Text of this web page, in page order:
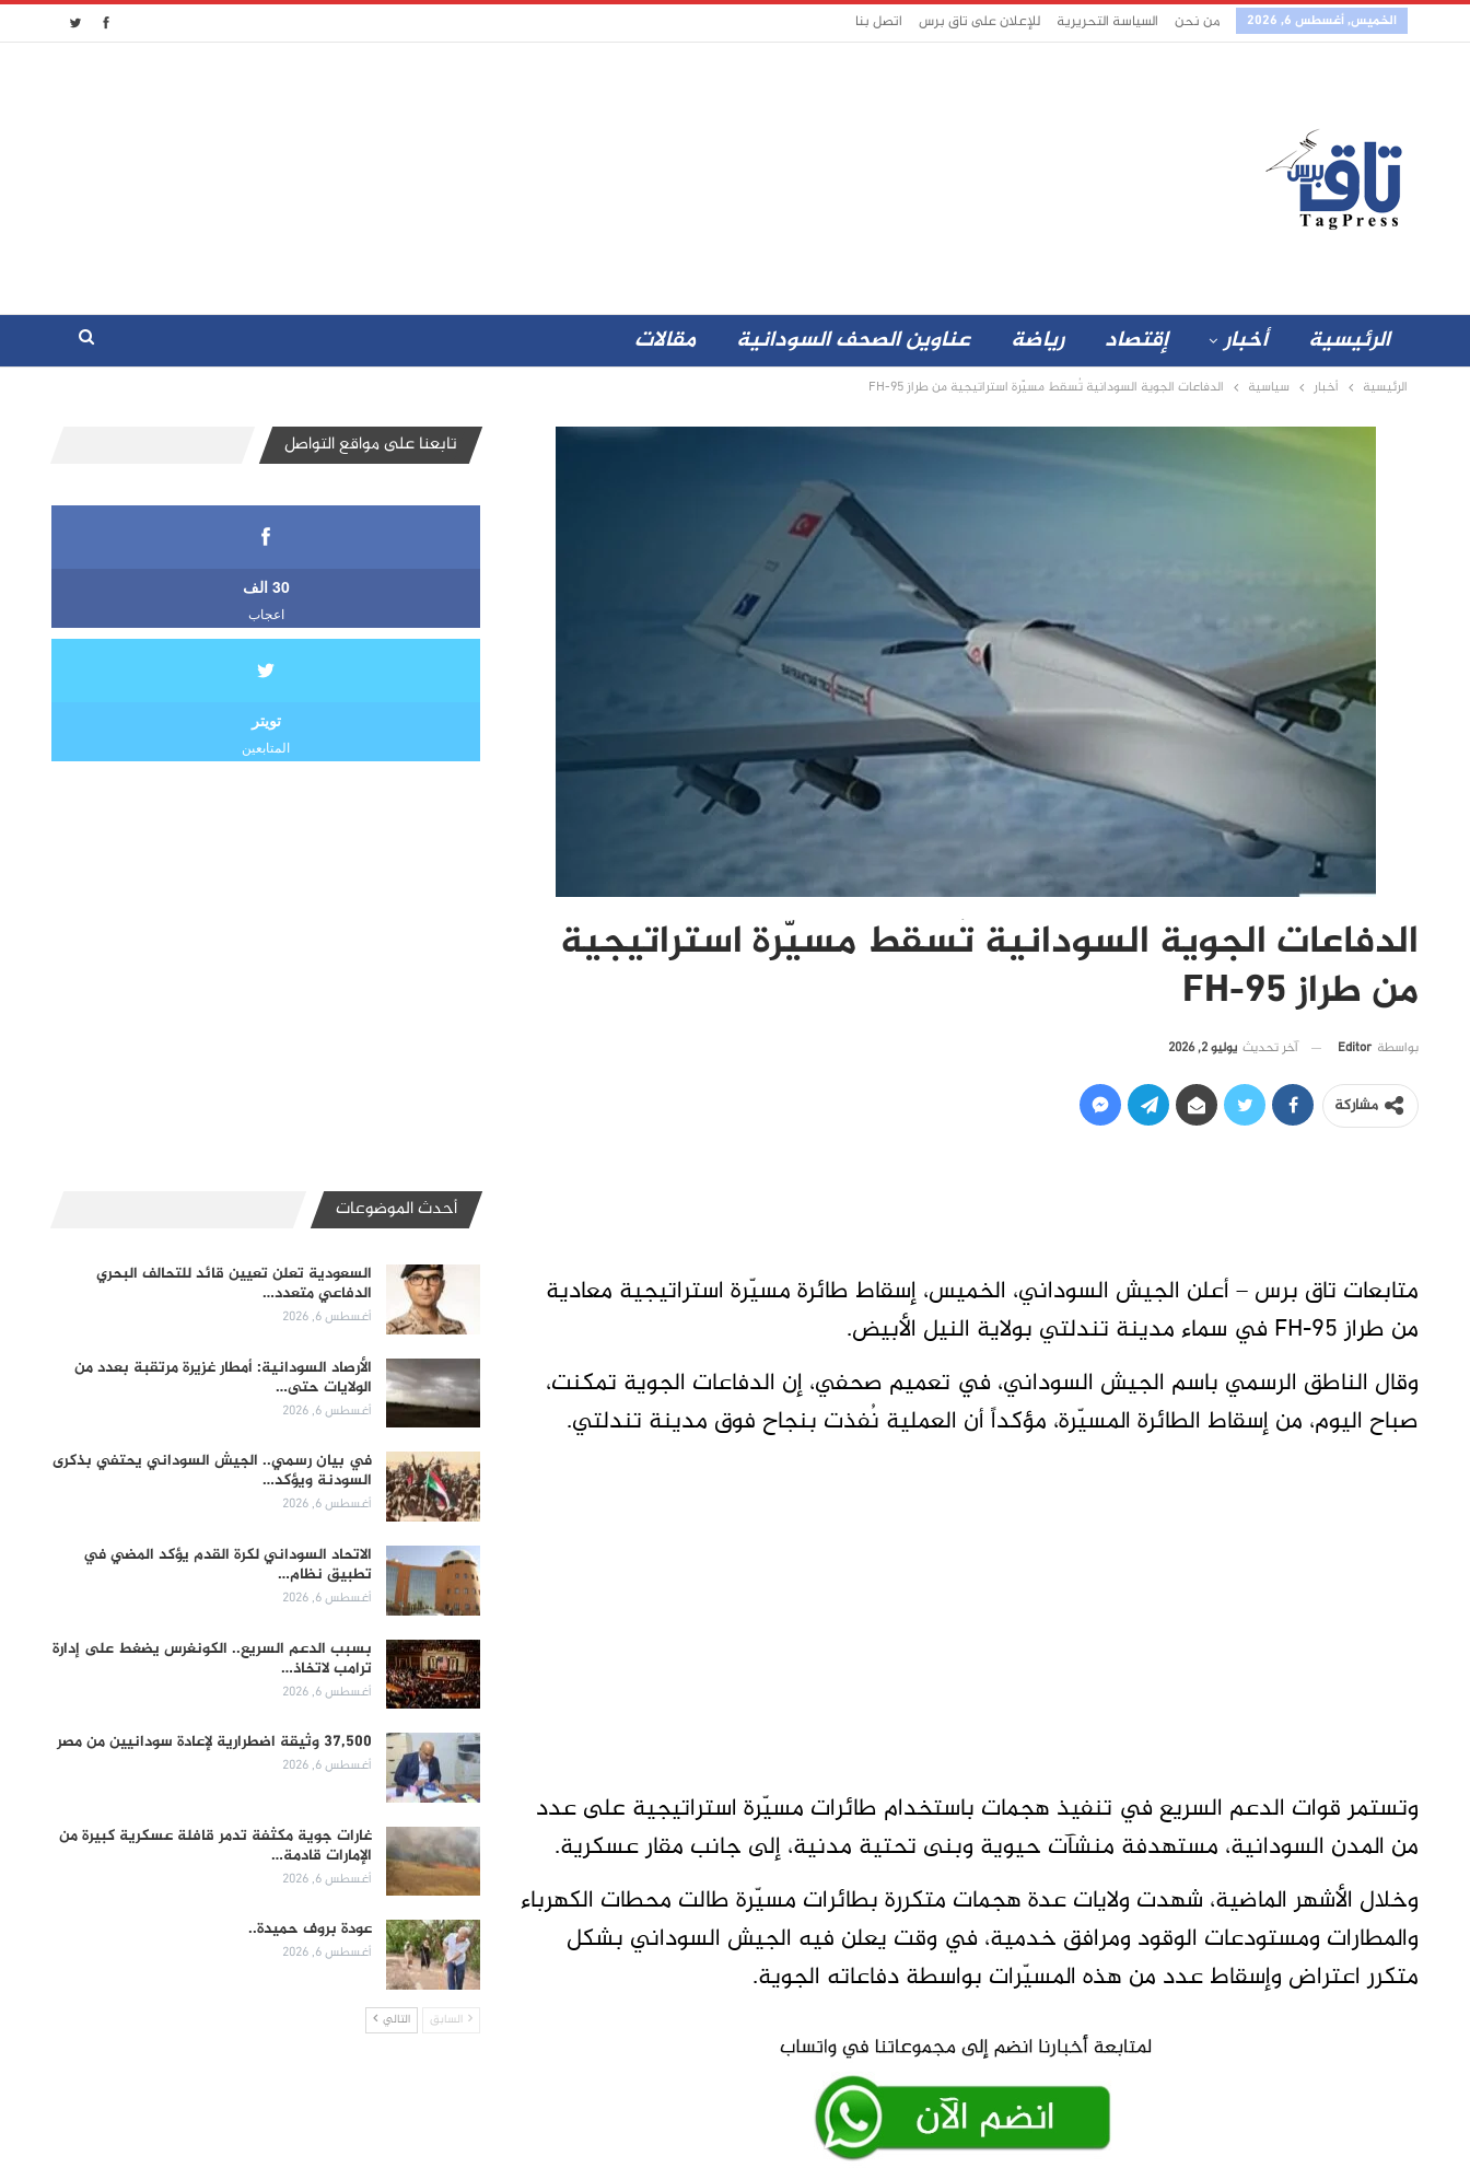
الخميس, أغسطس 6, 2026 من نحن السياسة التحريرية للإعلان على تاق برس اتصل بنا
الرئيسية أخبار إقتصاد رياضة عناوين الصحف السودانية مقالات
الرئيسية أخبار سياسية الدفاعات الجوية السودانية تُسقط مسيّرة استراتيجية من طراز FH-95
الدفاعات الجوية السودانية تُسقط مسيّرة استراتيجية
من طراز FH-95
بواسطة Editor آخر تحديث يوليو 2, 2026
مشاركة
متابعات تاق برس – أعلن الجيش السوداني، الخميس، إسقاط طائرة مسيّرة استراتيجية معادية
من طراز FH-95 في سماء مدينة تندلتي بولاية النيل الأبيض.
وقال الناطق الرسمي باسم الجيش السوداني، في تعميم صحفي، إن الدفاعات الجوية تمكنت،
صباح اليوم، من إسقاط الطائرة المسيّرة، مؤكداً أن العملية نُفذت بنجاح فوق مدينة تندلتي.
وتستمر قوات الدعم السريع في تنفيذ هجمات باستخدام طائرات مسيّرة استراتيجية على عدد
من المدن السودانية، مستهدفة منشآت حيوية وبنى تحتية مدنية، إلى جانب مقار عسكرية.
وخلال الأشهر الماضية، شهدت ولايات عدة هجمات متكررة بطائرات مسيّرة طالت محطات الكهرباء
والمطارات ومستودعات الوقود ومرافق خدمية، في وقت يعلن فيه الجيش السوداني بشكل
متكرر اعتراض وإسقاط عدد من هذه المسيّرات بواسطة دفاعاته الجوية.
تابعنا على مواقع التواصل
30 الف
اعجاب
تويتر
المتابعين
أحدث الموضوعات
السعودية تعلن تعيين قائد للتحالف البحري
الدفاعي متعدد…
أغسطس 6, 2026
الأرصاد السودانية: أمطار غزيرة مرتقبة بعدد من
الولايات حتى…
أغسطس 6, 2026
في بيان رسمي.. الجيش السوداني يحتفي بذكرى
السودنة ويؤكد…
أغسطس 6, 2026
الاتحاد السوداني لكرة القدم يؤكد المضي في
تطبيق نظام…
أغسطس 6, 2026
بسبب الدعم السريع.. الكونغرس يضغط على إدارة
ترامب لاتخاذ…
أغسطس 6, 2026
37,500 وثيقة اضطرارية لإعادة سودانيين من مصر
أغسطس 6, 2026
غارات جوية مكثفة تدمر قافلة عسكرية كبيرة من
الإمارات قادمة…
أغسطس 6, 2026
عودة بروف حميدة..
أغسطس 6, 2026
السابق التالي